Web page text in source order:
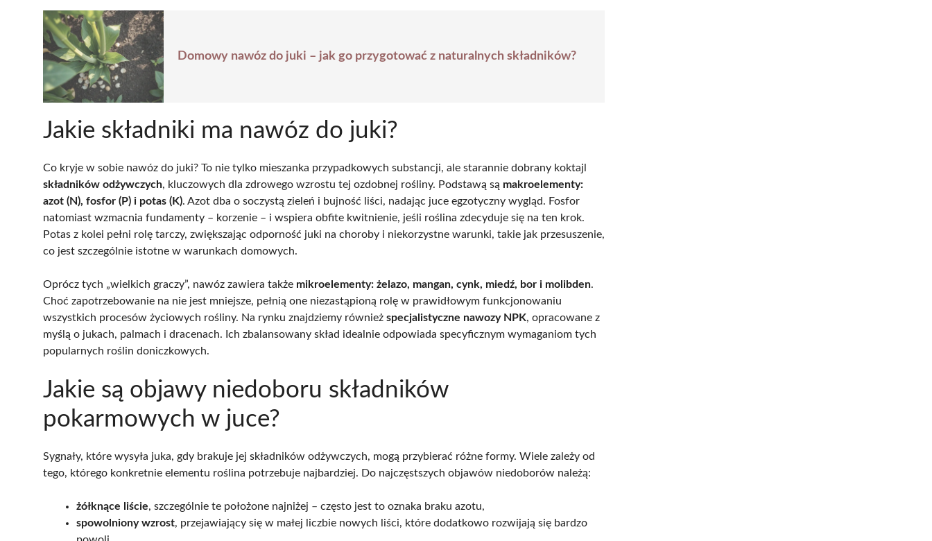
Domowy nawóz do juki – jak go przygotować z naturalnych składników?
Jakie składniki ma nawóz do juki?
Co kryje w sobie nawóz do juki? To nie tylko mieszanka przypadkowych substancji, ale starannie dobrany koktajl
składników odżywczych, kluczowych dla zdrowego wzrostu tej ozdobnej rośliny. Podstawą są makroelementy:
azot (N), fosfor (P) i potas (K). Azot dba o soczystą zieleń i bujność liści, nadając juce egzotyczny wygląd. Fosfor
natomiast wzmacnia fundamenty – korzenie – i wspiera obfite kwitnienie, jeśli roślina zdecyduje się na ten krok.
Potas z kolei pełni rolę tarczy, zwiększając odporność juki na choroby i niekorzystne warunki, takie jak przesuszenie,
co jest szczególnie istotne w warunkach domowych.
Oprócz tych „wielkich graczy”, nawóz zawiera także mikroelementy: żelazo, mangan, cynk, miedź, bor i molibden.
Choć zapotrzebowanie na nie jest mniejsze, pełnią one niezastąpioną rolę w prawidłowym funkcjonowaniu
wszystkich procesów życiowych rośliny. Na rynku znajdziemy również specjalistyczne nawozy NPK, opracowane z
myślą o jukach, palmach i dracenach. Ich zbalansowany skład idealnie odpowiada specyficznym wymaganiom tych
popularnych roślin doniczkowych.
Jakie są objawy niedoboru składników
pokarmowych w juce?
Sygnały, które wysyła juka, gdy brakuje jej składników odżywczych, mogą przybierać różne formy. Wiele zależy od
tego, którego konkretnie elementu roślina potrzebuje najbardziej. Do najczęstszych objawów niedoborów należą:
żółknące liście, szczególnie te położone najniżej – często jest to oznaka braku azotu,
spowolniony wzrost, przejawiający się w małej liczbie nowych liści, które dodatkowo rozwijają się bardzo